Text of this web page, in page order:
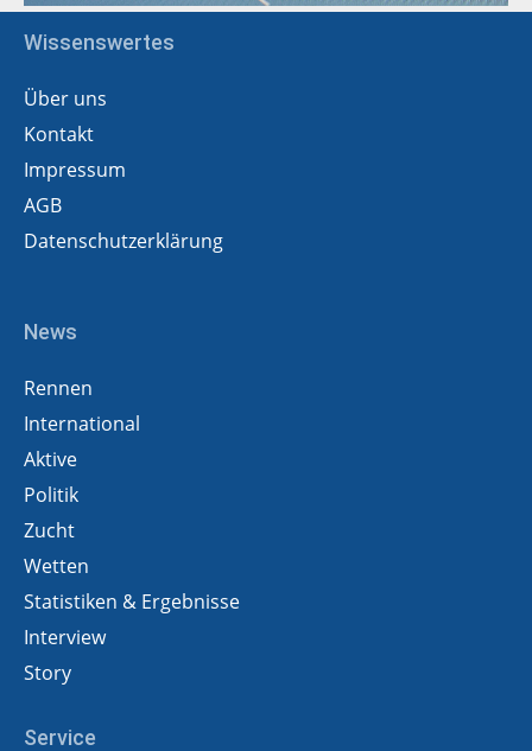
Wissenswertes
Über uns
Kontakt
Impressum
AGB
Datenschutzerklärung
News
Rennen
International
Aktive
Politik
Zucht
Wetten
Statistiken & Ergebnisse
Interview
Story
Service